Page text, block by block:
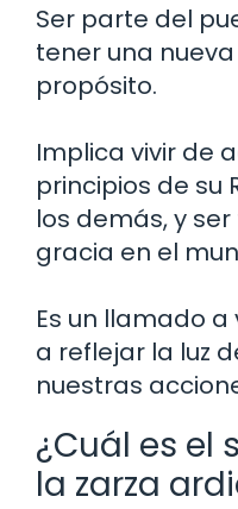
Ser parte del
tener una
propósito.
Implica vivir de
principios de su
los demás, y
gracia en el
Es un llamado
a reflejar la luz
nuestras
¿Cuál es el
la zarza